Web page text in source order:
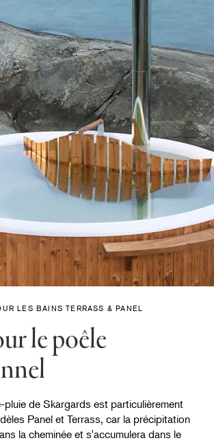
LES BAINS TERRASS & PANEL
le poêle
pluie de Skargards est particulièrement
Panel et Terrass, car la précipitation
la cheminée et s'accumulera dans le